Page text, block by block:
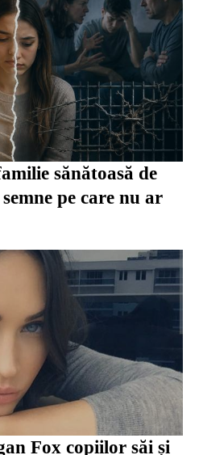
sănătoasă de
pe care nu ar
Fox copiilor săi și